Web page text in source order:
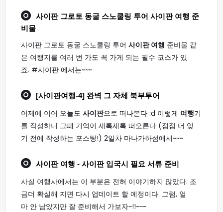
사이판 그로토 동굴 스노쿨링 투어 사이판 여행 준
비물
사이판 그로토 동굴 스노쿨링 투어 사이판 여행 준비물 같
은 여행지를 여러 번 가도 꼭 가게 되는 필수 코스가 있
죠. #사이판 에서는~~~
[사이판여행-4] 완벽 그 자체 북부투어
어제에 이어 오늘도 사이판으로 떠나본다 :d 이렇게 여행기
를 작성하니 그때 기억이 새록새록 떠오른다 (점점 더 잊
기 전에 작성하는 포스팅!) 2일차 마나가하섬에서~~~
사이판 여행 - 사이판 입국시 필요 서류 준비
사실 여행사에서는 이 부분은 전혀 이야기하지 않았다. 조
금더 확실해 지면 다시 업데이트 할 예정이다. 그럼, 얼
마 안 남았지만 잘 준비해서 가보자~!!~~~